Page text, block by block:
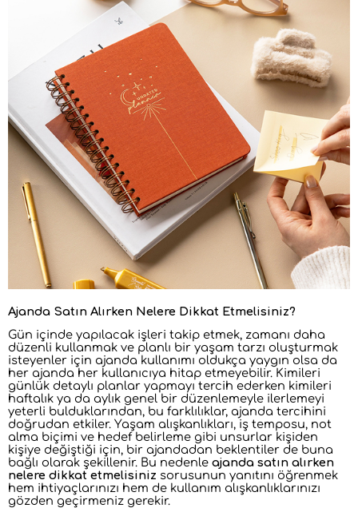
Ajanda Satın Alırken Nelere Dikkat Etmelisiniz?
Gün içinde yapılacak işleri takip etmek, zamanı daha
düzenli kullanmak ve planlı bir yaşam tarzı oluşturmak
isteyenler için ajanda kullanımı oldukça yaygın olsa da
her ajanda her kullanıcıya hitap etmeyebilir. Kimileri
günlük detaylı planlar yapmayı tercih ederken kimileri
haftalık ya da aylık genel bir düzenlemeyle ilerlemeyi
yeterli bulduklarından, bu farklılıklar, ajanda tercihini
doğrudan etkiler. Yaşam alışkanlıkları, iş temposu, not
alma biçimi ve hedef belirleme gibi unsurlar kişiden
kişiye değiştiği için, bir ajandadan beklentiler de buna
bağlı olarak şekillenir. Bu nedenle ajanda satın alırken
nelere dikkat etmelisiniz sorusunun yanıtını öğrenmek
hem ihtiyaçlarınızı hem de kullanım alışkanlıklarınızı
gözden geçirmeniz gerekir.